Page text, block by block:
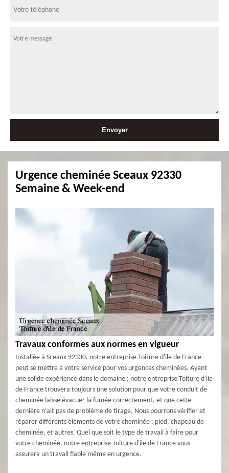
Urgence cheminée Sceaux 92330
Semaine & Week-end
Travaux conformes aux normes en vigueur
Installée à Sceaux 92330, notre entreprise Toiture d'ile de France
peut se mettre à votre service pour vos urgences cheminées. Ayant
une solide expérience dans le domaine ; notre entreprise Toiture d'ile
de France trouvera toujours une solution pour que votre conduit de
cheminée laisse évacuer la fumée correctement, et que cette
dernière n’ait pas de problème de tirage. Nous pourrons vérifier et
réparer différents éléments de votre cheminée : pied, chapeau de
cheminée, et autres. Quel que soit le type de travail à faire pour
votre cheminée, notre entreprise Toiture d'ile de France vous
assurera un travail fiable même en urgence.